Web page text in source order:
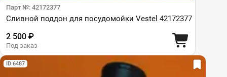
Парт №: 42172377
Сливной поддон для посудомойки Vestel 42172377
2 500 ₽
Под заказ
ID 6487